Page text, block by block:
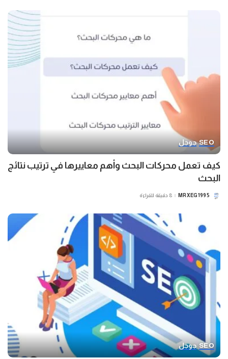
SEO جوجل
كيف تعمل محركات البحث وأهم معاييرها في ترتيب نتائج
البحث
POSTED
MRXEG1995 8 دقيقة للقراءة
SEO جوجل